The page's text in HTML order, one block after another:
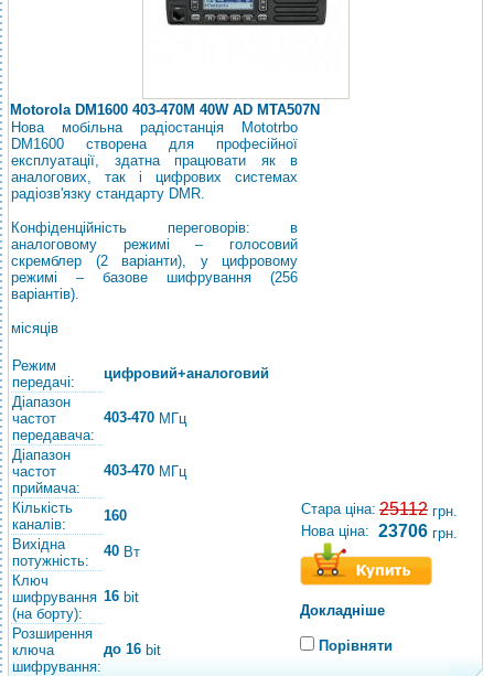
Motorola DM1600 403-470M 40W AD MTA507N
Нова мобільна радіостанція Mototrbo
DM1600 створена для професійної
експлуатації, здатна працювати як в
аналогових, так і цифрових системах
радіозв'язку стандарту DMR.
Конфіденційність переговорів: в
аналоговому режимі – голосовий
скремблер (2 варіанти), у цифровому
режимі – базове шифрування (256
варіантів).
місяців
Режим
передачі:
цифровий+аналоговий
Діапазон
частот
передавача:
403-470 МГц
Діапазон
частот
приймача:
403-470 МГц
Кількість
каналів:
160
Вихідна
потужність:
40 Вт
Ключ
шифрування
(на борту):
16 bit
Розширення
ключа
шифрування:
до 16 bit
Стара ціна: 25112 грн.
Нова ціна: 23706 грн.
Докладніше
Порівняти